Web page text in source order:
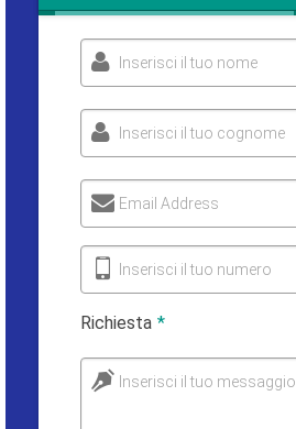
Inserisci il tuo nome
Inserisci il tuo cognome
Email Address
Inserisci il tuo numero
Richiesta *
Inserisci il tuo messaggio